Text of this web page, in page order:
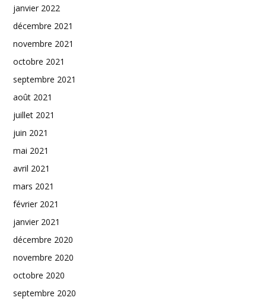
janvier 2022
décembre 2021
novembre 2021
octobre 2021
septembre 2021
août 2021
juillet 2021
juin 2021
mai 2021
avril 2021
mars 2021
février 2021
janvier 2021
décembre 2020
novembre 2020
octobre 2020
septembre 2020